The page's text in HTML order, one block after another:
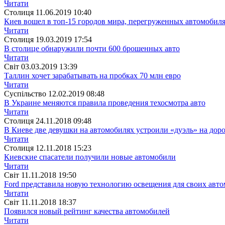
Читати
Столиця 11.06.2019 10:40
Киев вошел в топ-15 городов мира, перегруженных
Читати
Столиця 19.03.2019 17:54
В столице обнаружили почти 600 брошенных авто
Читати
Свiт 03.03.2019 13:39
Таллин хочет зарабатывать на пробках 70 млн евро
Читати
Суспiльство 12.02.2019 08:48
В Украине меняются правила проведения техосмотра авто
Читати
Столиця 24.11.2018 09:48
В Киеве две девушки на автомобилях устроили «дуэль» на
Читати
Столиця 12.11.2018 15:23
Киевские спасатели получили новые автомобили
Читати
Свiт 11.11.2018 19:50
Ford представила новую технологию освещения для своих
Читати
Свiт 11.11.2018 18:37
Появился новый рейтинг качества автомобилей
Читати